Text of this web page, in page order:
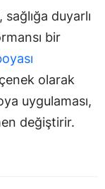
duyarlı
bir
olarak
uygulaması,
değiştirir.